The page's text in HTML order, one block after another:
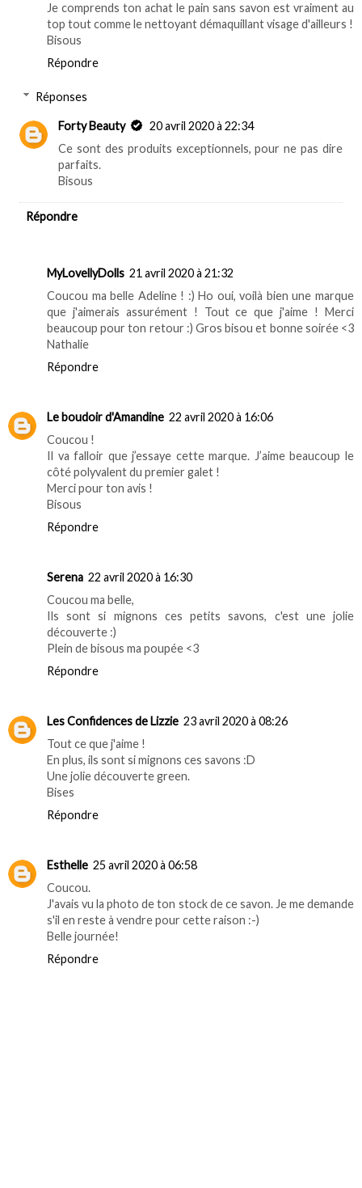
Je comprends ton achat le pain sans savon est vraiment au
top tout comme le nettoyant démaquillant visage d'ailleurs !
Bisous
Répondre
Réponses
Forty Beauty
20 avril 2020 à 22:34
Ce sont des produits exceptionnels, pour ne pas dire
parfaits.
Bisous
Répondre
MyLovellyDolls 21 avril 2020 à 21:32
Coucou ma belle Adeline ! :) Ho oui, voilà bien une marque
que j'aimerais assurément ! Tout ce que j'aime ! Merci
beaucoup pour ton retour :) Gros bisou et bonne soirée <3
Nathalie
Répondre
Le boudoir d'Amandine 22 avril 2020 à 16:06
Coucou !
Il va falloir que j’essaye cette marque. J’aime beaucoup le
côté polyvalent du premier galet !
Merci pour ton avis !
Bisous
Répondre
Serena 22 avril 2020 à 16:30
Coucou ma belle,
Ils sont si mignons ces petits savons, c'est une jolie
découverte :)
Plein de bisous ma poupée <3
Répondre
Les Confidences de Lizzie 23 avril 2020 à 08:26
Tout ce que j'aime !
En plus, ils sont si mignons ces savons :D
Une jolie découverte green.
Bises
Répondre
Esthelle 25 avril 2020 à 06:58
Coucou.
J'avais vu la photo de ton stock de ce savon. Je me demande
s'il en reste à vendre pour cette raison :-)
Belle journée!
Répondre